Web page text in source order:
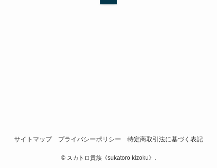
サイトマップ プライバシーポリシー 特定商取引法に基づく表記
© スカトロ貴族《sukatoro kizoku》.